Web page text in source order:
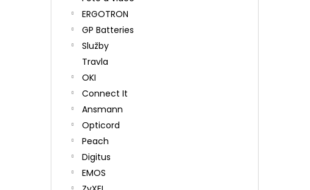
ERGOTRON
GP Batteries
Služby
Travla
OKI
Connect It
Ansmann
Opticord
Peach
Digitus
EMOS